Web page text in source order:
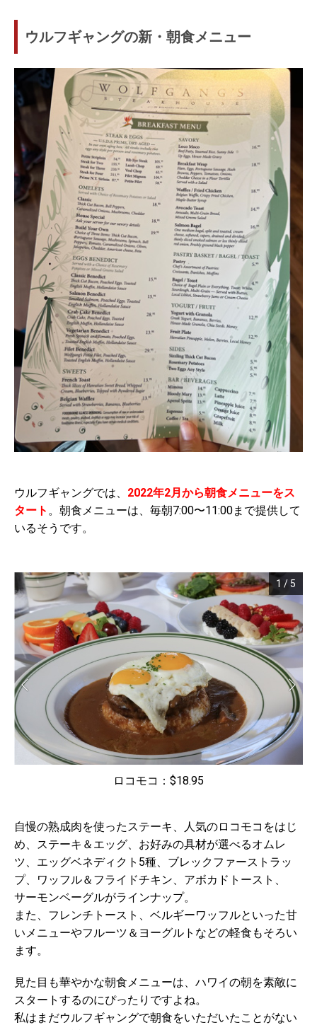
ウルフギャングの新・朝食メニュー
ウルフギャングでは、 2022年2月から朝食メニューをス
タート 。朝食メニューは、毎朝7:00〜11:00まで提供して
いるそうです。
ロコモコ：$18.95
1 / 5
自慢の熟成肉を使ったステーキ、人気のロコモコをはじ
め、ステーキ＆エッグ、お好みの具材が選べるオムレ
ツ、エッグベネディクト5種、ブレックファーストラッ
プ、ワッフル＆フライドチキン、アボカドトースト、
サーモンベーグルがラインナップ。
また、フレンチトースト、ベルギーワッフルといった甘
いメニューやフルーツ＆ヨーグルトなどの軽食もそろい
ます。
見た目も華やかな朝食メニューは、ハワイの朝を素敵に
スタートするのにぴったりですよね。
私はまだウルフギャングで朝食をいただいたことがない